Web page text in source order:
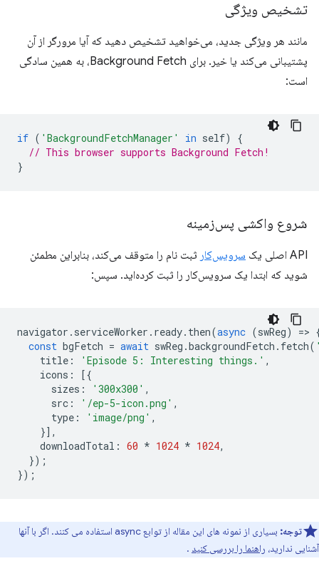
تشخیص ویژگی
مانند هر ویژگی جدید، می‌خواهید تشخیص دهید که آیا مرورگر از آن
پشتیبانی می‌کند یا خیر. برای Background Fetch، به همین سادگی
است:
if ( 'BackgroundFetchManager' in self)
{
// This browser supports Background Fetch!
}
شروع واکشی پس‌زمینه
API اصلی یک سرویس‌کار ثبت نام را متوقف می‌کند، بنابراین مطمئن
شوید که ابتدا یک سرویس‌کار را ثبت کرده‌اید. سپس:
navigator . serviceWorker . ready. then(async (swReg) =>
const bgFetch = await swReg .backgroundFetch . fetch(
title : 'Episode 5: Interesting things.' ,
icons :
[{
sizes : '300x300' ,
src : '/ep-5-icon.png' ,
type : 'image/png' ,
}],
downloadTotal : 60 * 1024 * 1024,
});
});
توجه:
بسیاری از نمونه های این مقاله از توابع async استفاده می کنند. اگر با آنها
آشنایی ندارید، راهنما را بررسی کنید .